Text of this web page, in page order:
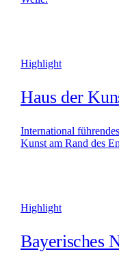
Highlight
Haus der
International
Kunst am Rand des
Highlight
Bayerisches